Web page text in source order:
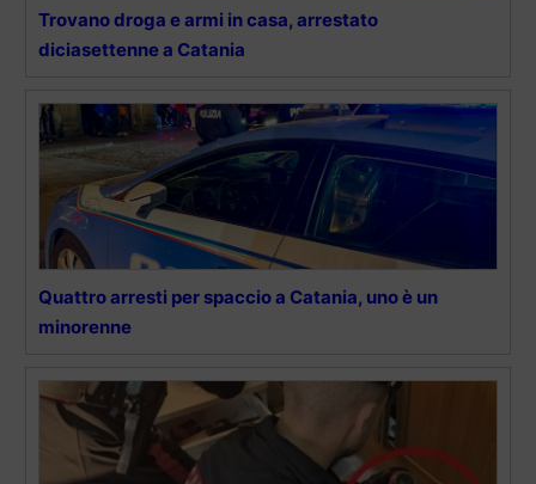
Trovano droga e armi in casa, arrestato
diciasettenne a Catania
Quattro arresti per spaccio a Catania, uno è un
minorenne